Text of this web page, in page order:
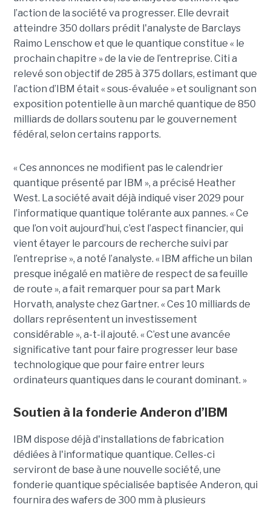
l’action de la société va progresser. Elle devrait
atteindre 350 dollars prédit l'analyste de Barclays
Raimo Lenschow et que le quantique constitue « le
prochain chapitre » de la vie de l’entreprise. Citi a
relevé son objectif de 285 à 375 dollars, estimant que
l’action d’IBM était « sous-évaluée » et soulignant son
exposition potentielle à un marché quantique de 850
milliards de dollars soutenu par le gouvernement
fédéral, selon certains rapports.
« Ces annonces ne modifient pas le calendrier
quantique présenté par IBM », a précisé Heather
West. La société avait déjà indiqué viser 2029 pour
l’informatique quantique tolérante aux pannes. « Ce
que l’on voit aujourd’hui, c’est l’aspect financier, qui
vient étayer le parcours de recherche suivi par
l’entreprise », a noté l’analyste. « IBM affiche un bilan
presque inégalé en matière de respect de sa feuille
de route », a fait remarquer pour sa part Mark
Horvath, analyste chez Gartner. « Ces 10 milliards de
dollars représentent un investissement
considérable », a-t-il ajouté. « C’est une avancée
significative tant pour faire progresser leur base
technologique que pour faire entrer leurs
ordinateurs quantiques dans le courant dominant. »
Soutien à la fonderie Anderon d’IBM
IBM dispose déjà d'installations de fabrication
dédiées à l'informatique quantique. Celles-ci
serviront de base à une nouvelle société, une
fonderie quantique spécialisée baptisée Anderon, qui
fournira des wafers de 300 mm à plusieurs